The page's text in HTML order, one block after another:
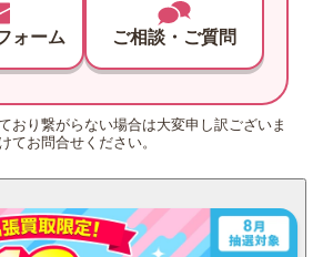
ォーム ご相談・ご質問
おり繋がらない場合は大変申し訳ございま
てお問合せください。